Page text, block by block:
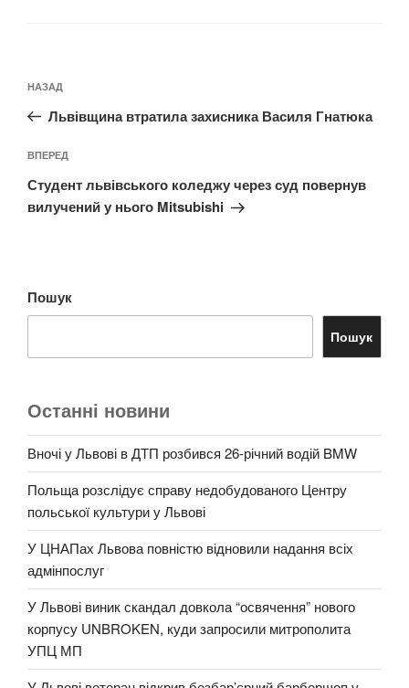
записів
Попередній
запис:
НАЗАД
Львівщина втратила захисника Василя Гнатюка
Наступний
запис
ВПЕРЕД
Студент львівського коледжу через суд повернув
вилучений у нього Mitsubishi
Пошук
Пошук
Останні новини
Вночі у Львові в ДТП розбився 26-річний водій BMW
Польща розслідує справу недобудованого Центру
польської культури у Львові
У ЦНАПах Львова повністю відновили надання всіх
адмінпослуг
У Львові виник скандал довкола “освячення” нового
корпусу UNBROKEN, куди запросили митрополита
УПЦ МП